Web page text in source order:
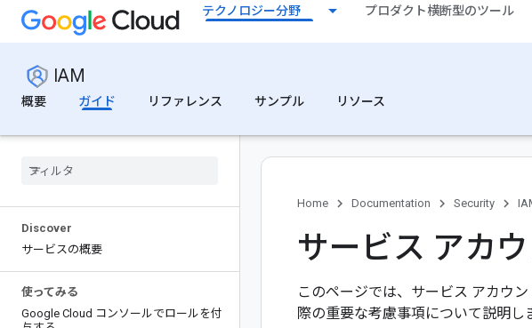
テクノロジー分野 プロダクト横断型のツール
IAM
概要
ガイド リファレンス サンプル リソース
Discover
サービスの概要
使ってみる
Google Cloud コンソールでロールを付
Home Documentation Security
サービス アカ
このページでは、サービス アカウ
際の重要な考慮事項について説明し